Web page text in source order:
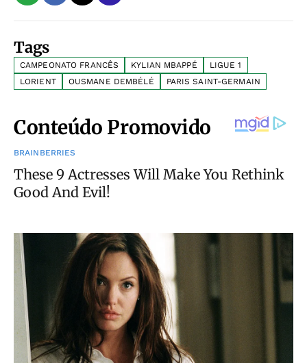
Tags
CAMPEONATO FRANCÊS KYLIAN MBAPPÉ
LIGUE 1
LORIENT
OUSMANE DEMBÉLÉ PARIS SAINT-GERMAIN